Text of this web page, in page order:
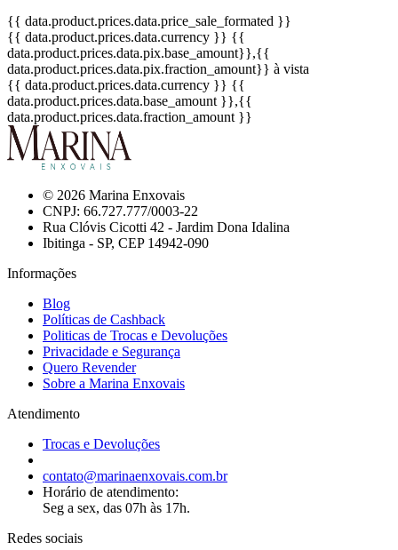
{{ data.product.prices.data.price_sale_formated }}
{{ data.product.prices.data.currency }} {{
data.product.prices.data.pix.base_amount}},{{
data.product.prices.data.pix.fraction_amount}} à vista
{{ data.product.prices.data.currency }} {{
data.product.prices.data.base_amount }},{{
data.product.prices.data.fraction_amount }}
© 2026 Marina Enxovais
CNPJ: 66.727.777/0003-22
Rua Clóvis Cicotti 42 - Jardim Dona Idalina
Ibitinga - SP, CEP 14942-090
Informações
Blog
Políticas de Cashback
Politicas de Trocas e Devoluções
Privacidade e Segurança
Quero Revender
Sobre a Marina Enxovais
Atendimento
Trocas e Devoluções
contato@marinaenxovais.com.br
Horário de atendimento:
Seg a sex, das 07h às 17h.
Redes sociais